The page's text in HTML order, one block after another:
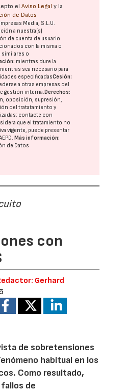
elAviso Legal y la
de Datos
Media, S.L.U.
a nuestra(s)
de cuenta de usuario.
con la misma o
similares o
mientras dure la
sea necesario para
especificadasCesión:
a otras empresas del
gestión interna. Derechos:
oposición, supresión,
del tratatamiento y
contacte con
que el tratamiento no
vigente, puede presentar
. Más información:
de Datos
con
Gerhard
de sobretensiones
habitual en los
Como resultado,
de